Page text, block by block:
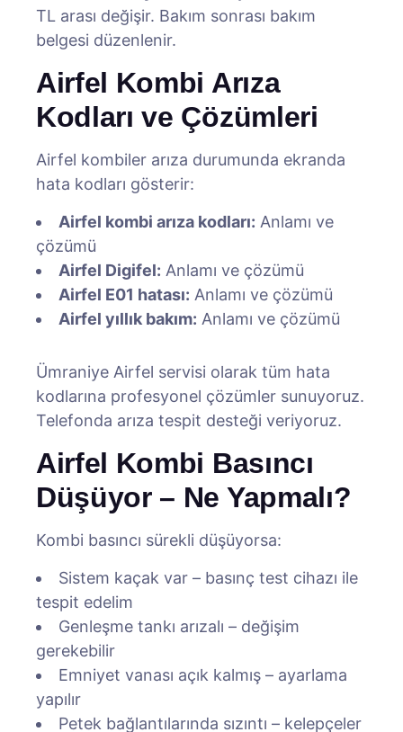
TL arası değişir. Bakım sonrası bakım
belgesi düzenlenir.
Airfel Kombi Arıza
Kodları ve Çözümleri
Airfel kombiler arıza durumunda ekranda
hata kodları gösterir:
Airfel kombi arıza kodları: Anlamı ve
çözümü
Airfel Digifel: Anlamı ve çözümü
Airfel E01 hatası: Anlamı ve çözümü
Airfel yıllık bakım: Anlamı ve çözümü
Ümraniye Airfel servisi olarak tüm hata
kodlarına profesyonel çözümler sunuyoruz.
Telefonda arıza tespit desteği veriyoruz.
Airfel Kombi Basıncı
Düşüyor – Ne Yapmalı?
Kombi basıncı sürekli düşüyorsa:
Sistem kaçak var – basınç test cihazı ile
tespit edelim
Genleşme tankı arızalı – değişim
gerekebilir
Emniyet vanası açık kalmış – ayarlama
yapılır
Petek bağlantılarında sızıntı – kelepçeler